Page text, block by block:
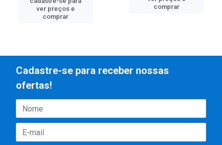
ver preços e
comprar
comprar
Cadastre-se para receber nossas
ofertas!